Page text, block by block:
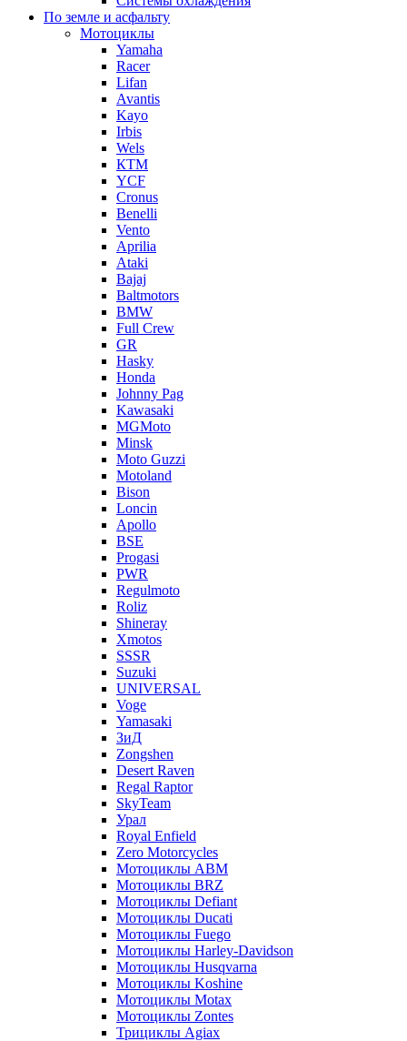
По земле и асфальту
Мотоциклы
Yamaha
Racer
Lifan
Avantis
Kayo
Irbis
Wels
КТМ
YCF
Cronus
Benelli
Vento
Aprilia
Ataki
Bajaj
Baltmotors
BMW
Full Crew
GR
Hasky
Honda
Johnny Pag
Kawasaki
MGMoto
Minsk
Moto Guzzi
Motoland
Bison
Loncin
Apollo
BSE
Progasi
PWR
Regulmoto
Roliz
Shineray
Xmotos
SSSR
Suzuki
UNIVERSAL
Voge
Yamasaki
ЗиД
Zongshen
Desert Raven
Regal Raptor
SkyTeam
Урал
Royal Enfield
Zero Motorcycles
Мотоциклы ABM
Мотоциклы BRZ
Мотоциклы Defiant
Мотоциклы Ducati
Мотоциклы Fuego
Мотоциклы Harley-Davidson
Мотоциклы Husqvarna
Мотоциклы Koshine
Мотоциклы Motax
Мотоциклы Zontes
Трициклы Agiax